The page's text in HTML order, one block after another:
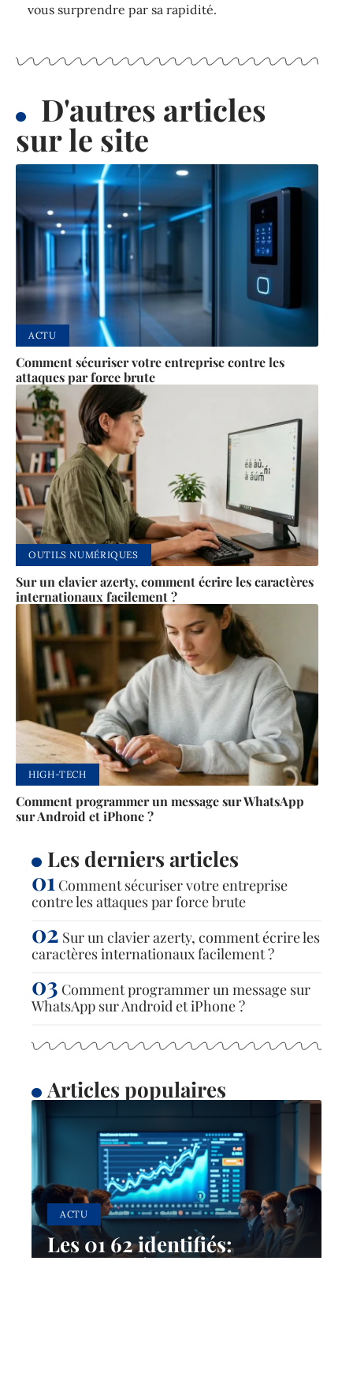
vous surprendre par sa rapidité.
D'autres articles
sur le site
ACTU
Comment sécuriser votre entreprise contre les
attaques par force brute
OUTILS NUMÉRIQUES
Sur un clavier azerty, comment écrire les caractères
internationaux facilement ?
HIGH-TECH
Comment programmer un message sur WhatsApp
sur Android et iPhone ?
Les derniers articles
Comment sécuriser votre entreprise
contre les attaques par force brute
Sur un clavier azerty, comment écrire les
caractères internationaux facilement ?
Comment programmer un message sur
WhatsApp sur Android et iPhone ?
Articles populaires
ACTU
Les 01 62 identifiés:
acteurs clés et influence